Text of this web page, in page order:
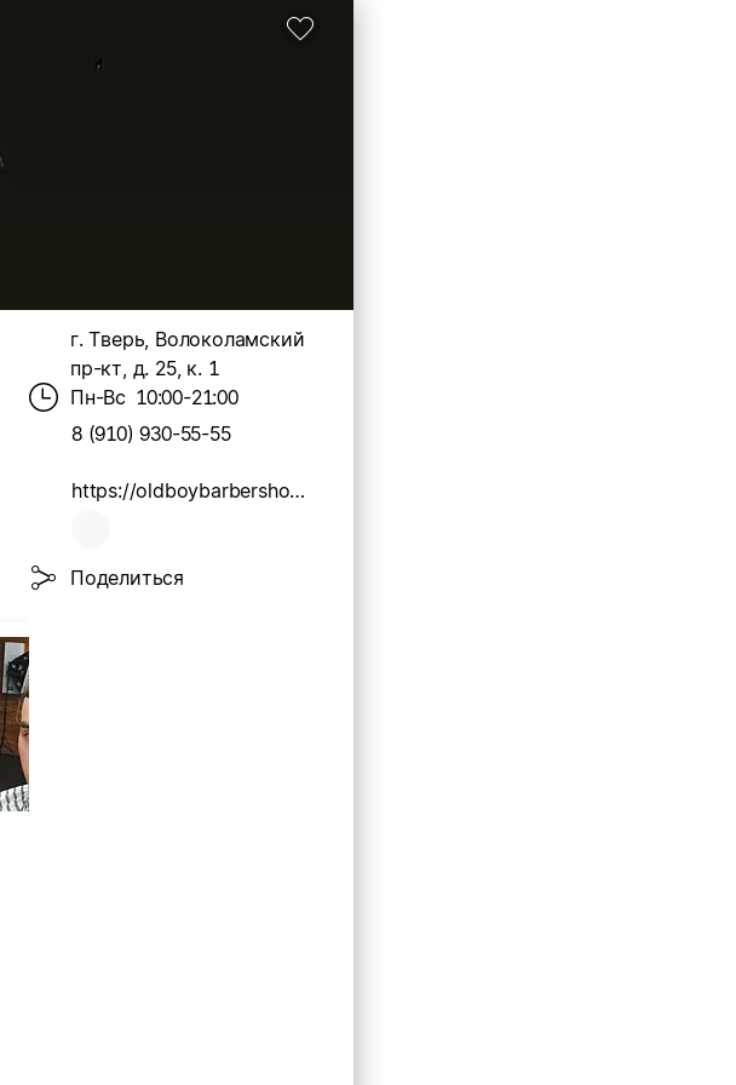
г. Тверь, Волоколамский
пр-кт, д. 25, к. 1
Пн-Вс 10:00-21:00
8 (910) 930-55-55
https://oldboybarbershop.com/tver
Поделиться